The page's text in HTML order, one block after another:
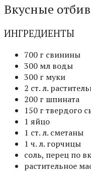
Вкусные
ИНГРЕДИЕНТЫ
700 г свинины
300 мл воды
300 г муки
2 ст. л.
200 г шпината
150 г твердого
1 яйцо
1 ст. л. сметаны
1 ч. л. горчицы
соль, перец по
растительное